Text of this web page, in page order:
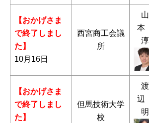
【おかげさま
で終了しまし
た】
10月16日
西宮商工会議
所
山
本
淳
【おかげさま
で終了しまし
た】
但馬技術大学
校
渡
辺
明